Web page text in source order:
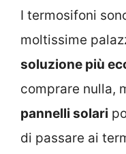
I termosifoni
moltissime
soluzione più
comprare nulla,
pannelli solari
di passare ai